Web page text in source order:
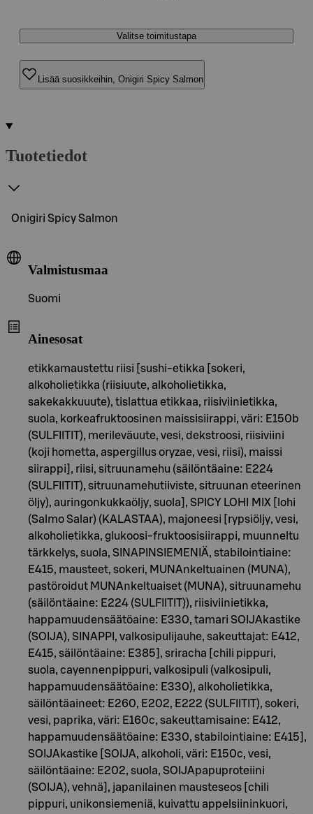
Valitse toimitustapa
Lisää suosikkeihin, Onigiri Spicy Salmon
Tuotetiedot
Onigiri Spicy Salmon
Valmistusmaa
Suomi
Ainesosat
etikkamaustettu riisi [sushi-etikka [sokeri,
alkoholietikka (riisiuute, alkoholietikka,
sakekakkuuute), tislattua etikkaa, riisiviinietikka,
suola, korkeafruktoosinen maissisiirappi, väri: E150b
(SULFIITIT), merileväuute, vesi, dekstroosi, riisiviini
(koji hometta, aspergillus oryzae, vesi, riisi), maissi
siirappi], riisi, sitruunamehu (säilöntäaine: E224
(SULFIITIT), sitruunamehutiiviste, sitruunan eteerinen
öljy), auringonkukkaöljy, suola], SPICY LOHI MIX [lohi
(Salmo Salar) (KALASTAA), majoneesi [rypsiöljy, vesi,
alkoholietikka, glukoosi-fruktoosisiirappi, muunneltu
tärkkelys, suola, SINAPINSIEMENIÄ, stabilointiaine:
E415, mausteet, sokeri, MUNAnkeltuainen (MUNA),
pastöroidut MUNAnkeltuaiset (MUNA), sitruunamehu
(säilöntäaine: E224 (SULFIITIT)), riisiviinietikka,
happamuudensäätöaine: E330, tamari SOIJAkastike
(SOIJA), SINAPPI, valkosipulijauhe, sakeuttajat: E412,
E415, säilöntäaine: E385], sriracha [chili pippuri,
suola, cayennenpippuri, valkosipuli (valkosipuli,
happamuudensäätöaine: E330), alkoholietikka,
säilöntäaineet: E260, E202, E222 (SULFIITIT), sokeri,
vesi, paprika, väri: E160c, sakeuttamisaine: E412,
happamuudensäätöaine: E330, stabilointiaine: E415],
SOIJAkastike [SOIJA, alkoholi, väri: E150c, vesi,
säilöntäaine: E202, suola, SOIJApapuproteiini
(SOIJA), vehnä], japanilainen mausteseos [chili
pippuri, unikonsiemeniä, kuivattu appelsiininkuori,